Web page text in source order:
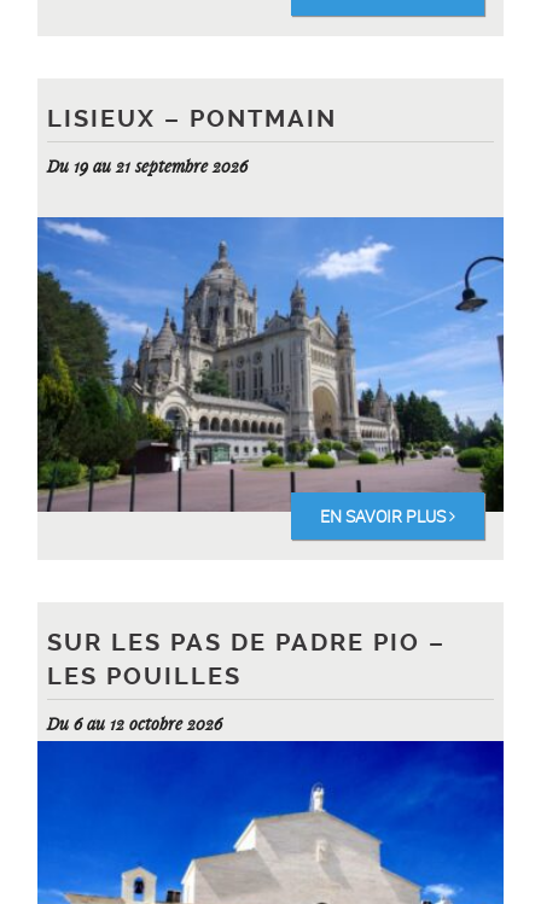
LISIEUX – PONTMAIN
Du 19 au 21 septembre 2026
EN SAVOIR PLUS
SUR LES PAS DE PADRE PIO –
LES POUILLES
Du 6 au 12 octobre 2026